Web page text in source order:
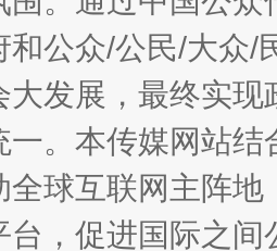
和公众/公民/大众
大发展，最终实
一。本传媒网站
全球互联网主阵
台，促进国际之